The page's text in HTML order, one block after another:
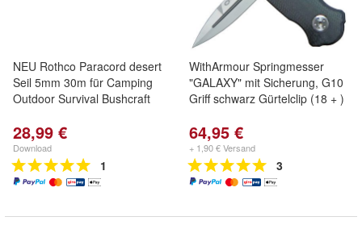
NEU Rothco Paracord desert
Seil 5mm 30m für Camping
Outdoor Survival Bushcraft
28,99 €
Download
1
WithArmour Springmesser
"GALAXY" mit Sicherung, G10
Griff schwarz Gürtelclip (18 + )
64,95 €
+ 1,90 € Versand
3